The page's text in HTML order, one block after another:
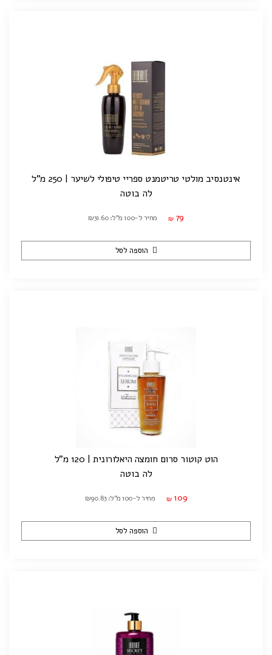
אינטנסיב מולטי טריטמנט ספריי טיפולי לשיער | 250 מ"ל
לה בוטה
₪ 79 מחיר ל-100 מ"ל: ₪31.60
הוספה לסל
הוט קוטור סרום חומצה היאלורונית | 120 מ"ל
לה בוטה
₪ 109 מחיר ל-100 מ"ל: ₪90.83
הוספה לסל